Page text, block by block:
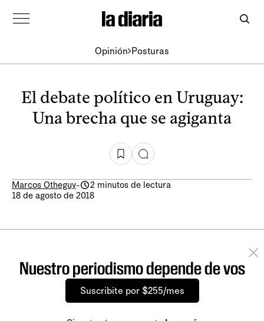
Opinión Posturas
El debate político en Uruguay:
Una brecha que se agiganta
Marcos Otheguy-
2 minutos de lectura
18 de agosto de 2018
Nuestro periodismo depende de vos
Suscribite por $255/mes